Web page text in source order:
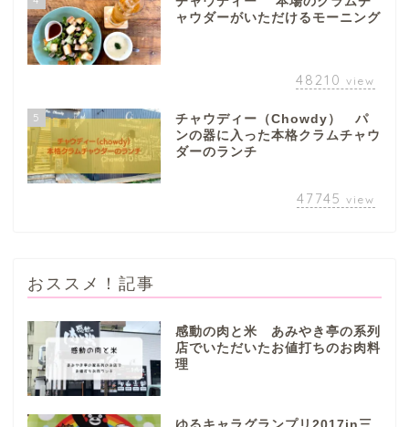
ャウダーがいただけるモーニング
48210 view
5
チャウディー（Chowdy） パ
ンの器に入った本格クラムチャウ
ダーのランチ
47745 view
おススメ！記事
感動の肉と米 あみやき亭の系列
店でいただいたお値打ちのお肉料
理ぎふまるけとは。
ぎふまるけ内の記事と写真